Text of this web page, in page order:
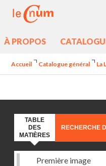
À PROPOS
Accueil Catalogue général La
TABLE
DES
MATIÈRES
RECHERCHE
Première image